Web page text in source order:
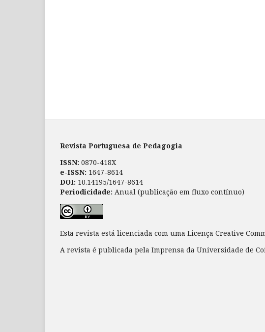
Revista Portuguesa de Pedagogia
ISSN: 0870-418X
e-ISSN: 1647-8614
DOI: 10.14195/1647-8614
Periodicidade: Anual (publicação em fluxo contínuo)
Esta revista está licenciada com uma Licença Creative
A revista é publicada pela Imprensa da Universidade de